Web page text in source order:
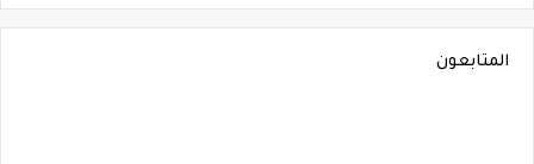
المتابعون